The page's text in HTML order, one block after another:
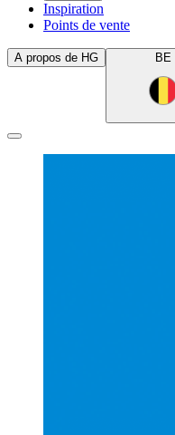
Inspiration
Points de vente
A propos de HG BE